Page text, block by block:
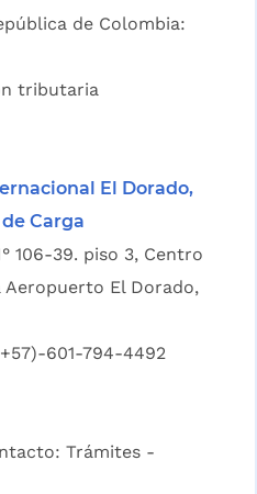
de Colombia:
tributaria
El Dorado,
Carga
106-39. piso 3, Centro
El Dorado,
601-794-4492
Trámites -